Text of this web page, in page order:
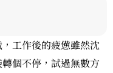
工作後的疲憊雖然沈
個不停，試過無數方